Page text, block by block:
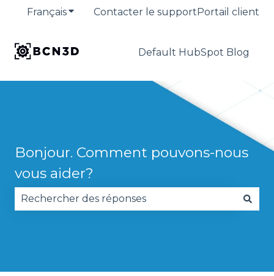
FrançaisAfficher le sous-menu pour les
Contacter le supportPortail client
Default HubSpot Blog
Bonjour. Comment pouvons-nous
vous aider?